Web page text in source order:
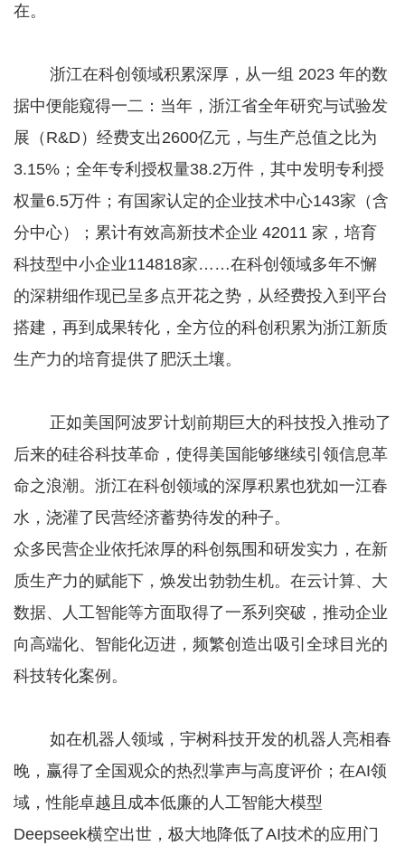
在。
浙江在科创领域积累深厚，从一组 2023 年的数
据中便能窥得一二：当年，浙江省全年研究与试验发
展（R&D）经费支出2600亿元，与生产总值之比为
3.15%；全年专利授权量38.2万件，其中发明专利授
权量6.5万件；有国家认定的企业技术中心143家（含
分中心）；累计有效高新技术企业 42011 家，培育
科技型中小企业114818家……在科创领域多年不懈
的深耕细作现已呈多点开花之势，从经费投入到平台
搭建，再到成果转化，全方位的科创积累为浙江新质
生产力的培育提供了肥沃土壤。
正如美国阿波罗计划前期巨大的科技投入推动了
后来的硅谷科技革命，使得美国能够继续引领信息革
命之浪潮。浙江在科创领域的深厚积累也犹如一江春
水，浇灌了民营经济蓄势待发的种子。
众多民营企业依托浓厚的科创氛围和研发实力，在新
质生产力的赋能下，焕发出勃勃生机。在云计算、大
数据、人工智能等方面取得了一系列突破，推动企业
向高端化、智能化迈进，频繁创造出吸引全球目光的
科技转化案例。
如在机器人领域，宇树科技开发的机器人亮相春
晚，赢得了全国观众的热烈掌声与高度评价；在AI领
域，性能卓越且成本低廉的人工智能大模型
Deepseek横空出世，极大地降低了AI技术的应用门